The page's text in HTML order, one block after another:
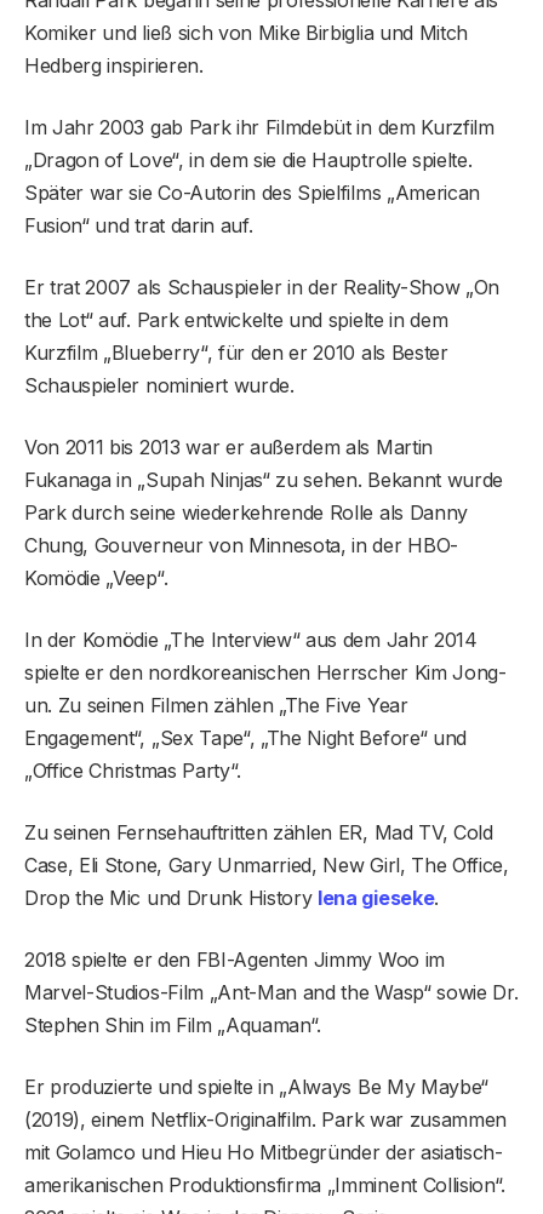
Komiker und ließ sich von Mike Birbiglia und Mitch
Hedberg inspirieren.
Im Jahr 2003 gab Park ihr Filmdebüt in dem Kurzfilm
„Dragon of Love“, in dem sie die Hauptrolle spielte.
Später war sie Co-Autorin des Spielfilms „American
Fusion“ und trat darin auf.
Er trat 2007 als Schauspieler in der Reality-Show „On
the Lot“ auf. Park entwickelte und spielte in dem
Kurzfilm „Blueberry“, für den er 2010 als Bester
Schauspieler nominiert wurde.
Von 2011 bis 2013 war er außerdem als Martin
Fukanaga in „Supah Ninjas“ zu sehen. Bekannt wurde
Park durch seine wiederkehrende Rolle als Danny
Chung, Gouverneur von Minnesota, in der HBO-
Komödie „Veep“.
In der Komödie „The Interview“ aus dem Jahr 2014
spielte er den nordkoreanischen Herrscher Kim Jong-
un. Zu seinen Filmen zählen „The Five Year
Engagement“, „Sex Tape“, „The Night Before“ und
„Office Christmas Party“.
Zu seinen Fernsehauftritten zählen ER, Mad TV, Cold
Case, Eli Stone, Gary Unmarried, New Girl, The Office,
Drop the Mic und Drunk History lena gieseke.
2018 spielte er den FBI-Agenten Jimmy Woo im
Marvel-Studios-Film „Ant-Man and the Wasp“ sowie Dr.
Stephen Shin im Film „Aquaman“.
Er produzierte und spielte in „Always Be My Maybe“
(2019), einem Netflix-Originalfilm. Park war zusammen
mit Golamco und Hieu Ho Mitbegründer der asiatisch-
amerikanischen Produktionsfirma „Imminent Collision“.